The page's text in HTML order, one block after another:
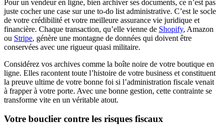
Pour un vendeur en ligne, bien archiver ses documents, ce n’est pas
juste cocher une case sur une to-do list administrative. C’est le socle
de votre crédibilité et votre meilleure assurance vie juridique et
financière. Chaque transaction, qu’elle vienne de Shopify, Amazon
ou Stripe, génère une montagne de données qui doivent être
conservées avec une rigueur quasi militaire.
Considérez vos archives comme la boîte noire de votre boutique en
ligne. Elles racontent toute l’histoire de votre business et constituent
la preuve ultime de votre bonne foi si l’administration fiscale venait
à frapper à votre porte. Avec une bonne gestion, cette contrainte se
transforme vite en un véritable atout.
Votre bouclier contre les risques fiscaux